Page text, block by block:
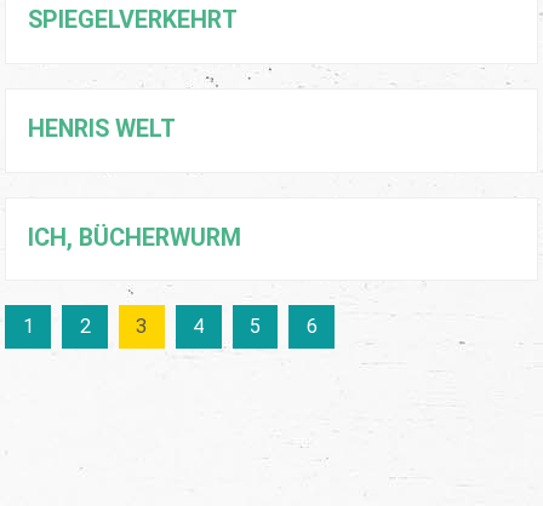
SPIEGELVERKEHRT
HENRIS WELT
ICH, BÜCHERWURM
1 2 3 4 5 6